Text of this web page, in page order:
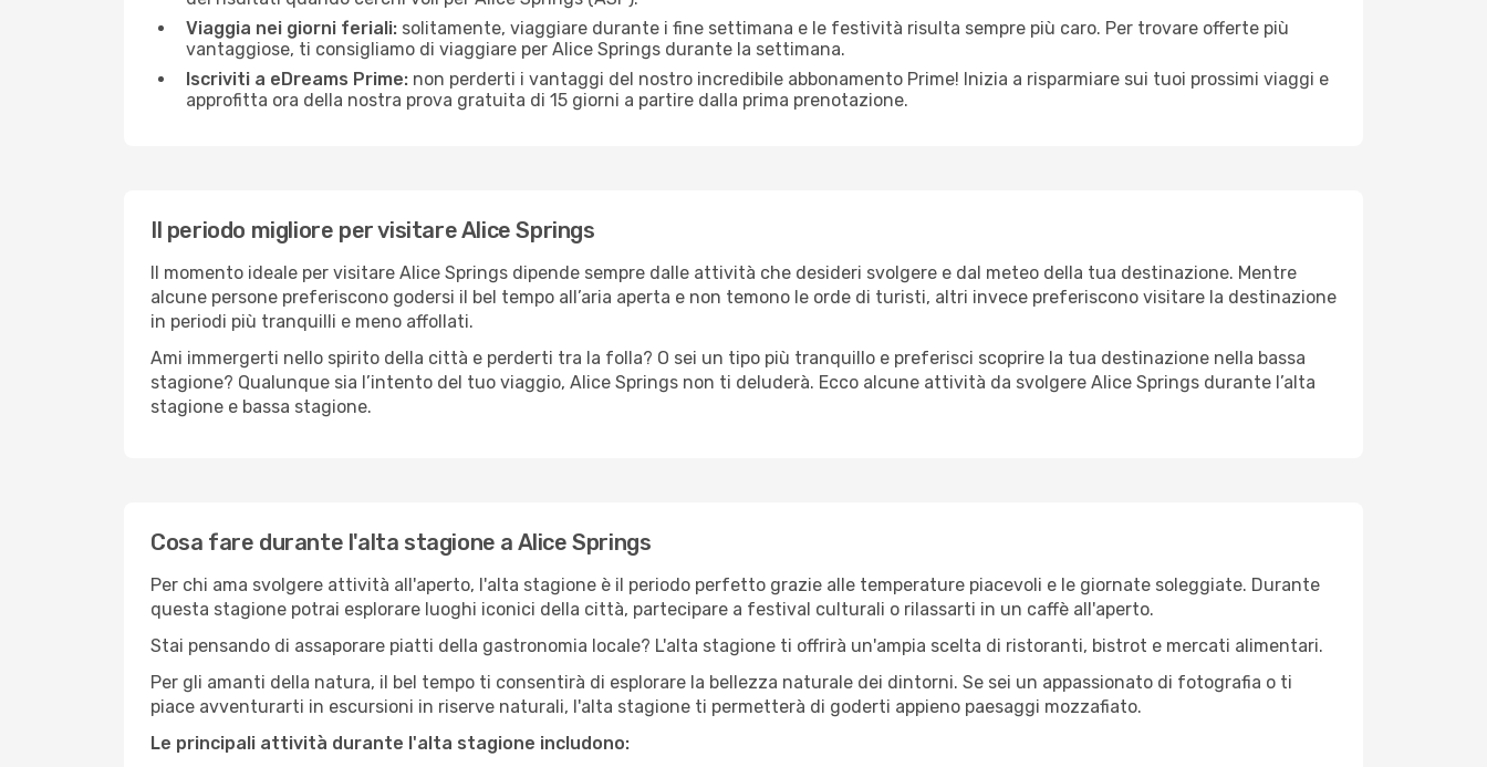
Viaggia nei giorni feriali: solitamente, viaggiare durante i fine settimana e le festività risulta sempre più caro. Per trovare offerte più
vantaggiose, ti consigliamo di viaggiare per Alice Springs durante la settimana.
Iscriviti a eDreams Prime: non perderti i vantaggi del nostro incredibile abbonamento Prime! Inizia a risparmiare sui tuoi prossimi viaggi e
approfitta ora della nostra prova gratuita di 15 giorni a partire dalla prima prenotazione.
Il periodo migliore per visitare Alice Springs
Il momento ideale per visitare Alice Springs dipende sempre dalle attività che desideri svolgere e dal meteo della tua destinazione. Mentre
alcune persone preferiscono godersi il bel tempo all’aria aperta e non temono le orde di turisti, altri invece preferiscono visitare la destinazione
in periodi più tranquilli e meno affollati.
Ami immergerti nello spirito della città e perderti tra la folla? O sei un tipo più tranquillo e preferisci scoprire la tua destinazione nella bassa
stagione? Qualunque sia l’intento del tuo viaggio, Alice Springs non ti deluderà. Ecco alcune attività da svolgere Alice Springs durante l’alta
stagione e bassa stagione.
Cosa fare durante l'alta stagione a Alice Springs
Per chi ama svolgere attività all'aperto, l'alta stagione è il periodo perfetto grazie alle temperature piacevoli e le giornate soleggiate. Durante
questa stagione potrai esplorare luoghi iconici della città, partecipare a festival culturali o rilassarti in un caffè all'aperto.
Stai pensando di assaporare piatti della gastronomia locale? L'alta stagione ti offrirà un'ampia scelta di ristoranti, bistrot e mercati alimentari.
Per gli amanti della natura, il bel tempo ti consentirà di esplorare la bellezza naturale dei dintorni. Se sei un appassionato di fotografia o ti
piace avventurarti in escursioni in riserve naturali, l'alta stagione ti permetterà di goderti appieno paesaggi mozzafiato.
Le principali attività durante l'alta stagione includono: